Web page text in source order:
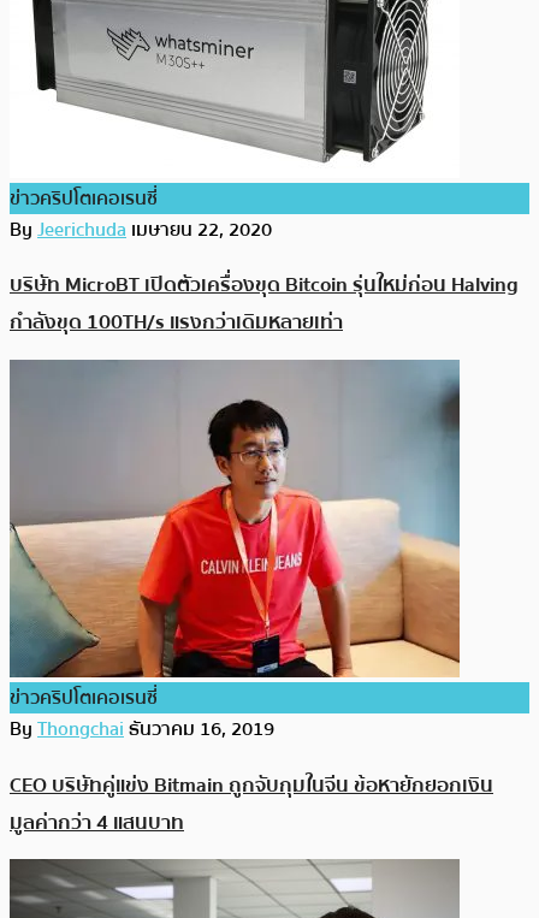
ข่าวคริปโตเคอเรนซี่
ByJeerichudaเมษายน 22, 2020
บริษัท MicroBT เปิดตัวเครื่องขุด Bitcoin รุ่นใหม่ก่อน Halving
กำลังขุด 100TH/s แรงกว่าเดิมหลายเท่า
ข่าวคริปโตเคอเรนซี่
ByThongchaiธันวาคม 16, 2019
CEO บริษัทคู่แข่ง Bitmain ถูกจับกุมในจีน ข้อหายักยอกเงิน
มูลค่ากว่า 4 แสนบาท